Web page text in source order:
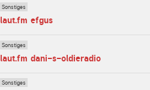
Sonstiges
laut.fm efgus
Sonstiges
laut.fm dani-s-oldieradio
Sonstiges